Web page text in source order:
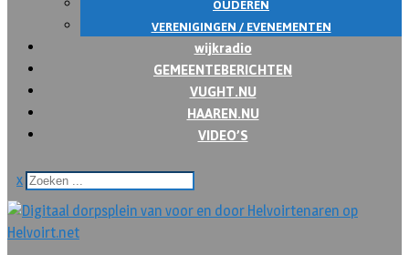
VERENIGINGEN / EVENEMENTEN
wijkradio
GEMEENTEBERICHTEN
VUGHT.NU
HAAREN.NU
VIDEO’S
x